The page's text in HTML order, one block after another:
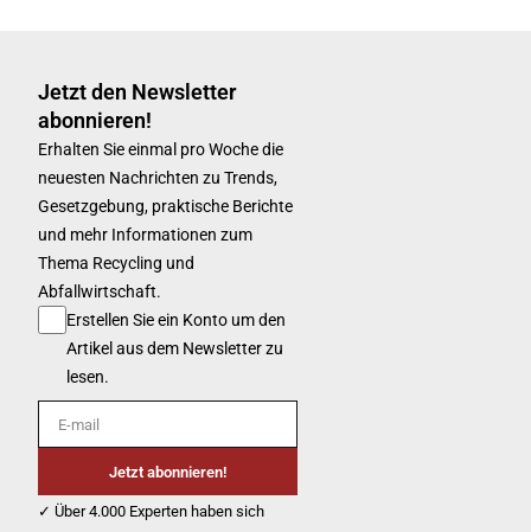
Jetzt den Newsletter
abonnieren!
Erhalten Sie einmal pro Woche die
neuesten Nachrichten zu Trends,
Gesetzgebung, praktische Berichte
und mehr Informationen zum
Thema Recycling und
Abfallwirtschaft.
Erstellen Sie ein Konto um den
Artikel aus dem Newsletter zu
lesen.
E-mail
Jetzt abonnieren!
✓ Über 4.000 Experten haben sich